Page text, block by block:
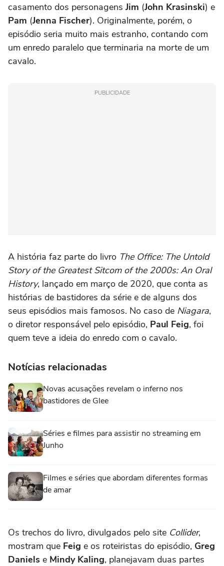
casamento dos personagens Jim (John Krasinski) e
Pam (Jenna Fischer). Originalmente, porém, o
episódio seria muito mais estranho, contando com
um enredo paralelo que terminaria na morte de um
cavalo.
PUBLICIDADE
A história faz parte do livro The Office: The Untold
Story of the Greatest Sitcom of the 2000s: An Oral
History, lançado em março de 2020, que conta as
histórias de bastidores da série e de alguns dos
seus episódios mais famosos. No caso de Niagara,
o diretor responsável pelo episódio, Paul Feig, foi
quem teve a ideia do enredo com o cavalo.
Notícias relacionadas
Novas acusações revelam o inferno nos
bastidores de Glee
Séries e filmes para assistir no streaming em
Junho
Filmes e séries que abordam diferentes formas
de amar
Os trechos do livro, divulgados pelo site Collider,
mostram que Feig e os roteiristas do episódio, Greg
Daniels e Mindy Kaling, planejavam duas partes